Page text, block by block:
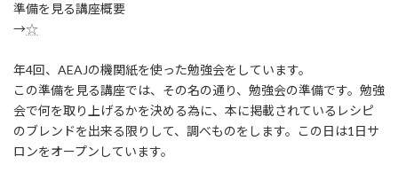
準備を見る講座概要
→☆
年4回、AEAJの機関紙を使った勉強会をしています。
この準備を見る講座では、その名の通り、勉強会の準備です。勉強
会で何を取り上げるかを決める為に、本に掲載されているレシピ
のブレンドを出来る限りして、調べものをします。この日は1日サ
ロンをオープンしています。